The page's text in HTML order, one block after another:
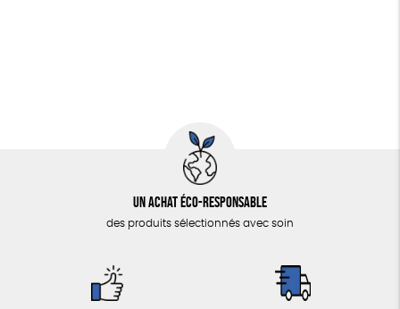
Un achat éco-responsable
des produits sélectionnés avec soin